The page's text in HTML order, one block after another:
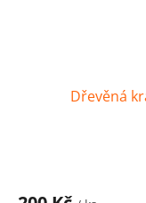
Dřevěná